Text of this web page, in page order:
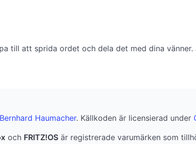
till att sprida ordet och dela det med dina
Bernhard Haumacher. Källkoden är licensierad under
och FRITZ!OS är registrerade varumärken som